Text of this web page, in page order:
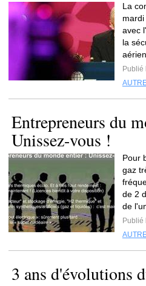
La
avec
la
Publié
Entrepreneurs du
Unissez-vous !
Pour
gaz
de 2
de
Publié
3 ans d'évolutions